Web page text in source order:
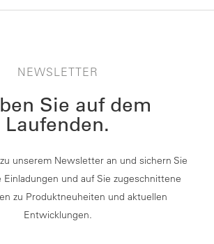
NEWSLETTER
Sie auf dem
Laufenden.
unserem Newsletter an und sichern Sie
Einladungen und auf Sie zugeschnittene
zu Produktneuheiten und aktuellen
Entwicklungen.